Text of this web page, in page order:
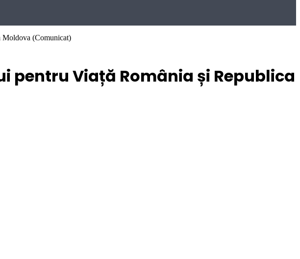
Moldova (Comunicat)
pentru Viață România și Republica